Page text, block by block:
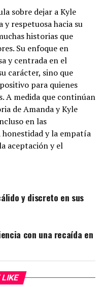
sobre dejar a Kyle
y respetuosa hacia su
historias que
Su enfoque en
y centrada en el
carácter, sino que
para quienes
A medida que continúan
de Amanda y Kyle
en las
y la empatía
aceptación y el
y discreto en sus
con una recaída en
LIKE